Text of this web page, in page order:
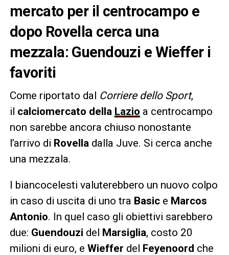
mercato per il centrocampo e
dopo Rovella cerca una
mezzala: Guendouzi e Wieffer i
favoriti
Come riportato dal Corriere dello Sport,
il calciomercato della Lazio a centrocampo
non sarebbe ancora chiuso nonostante
l’arrivo di Rovella dalla Juve. Si cerca anche
una mezzala.
I biancocelesti valuterebbero un nuovo colpo
in caso di uscita di uno tra Basic e Marcos
Antonio. In quel caso gli obiettivi sarebbero
due: Guendouzi del Marsiglia, costo 20
milioni di euro, e Wieffer del Feyenoord che